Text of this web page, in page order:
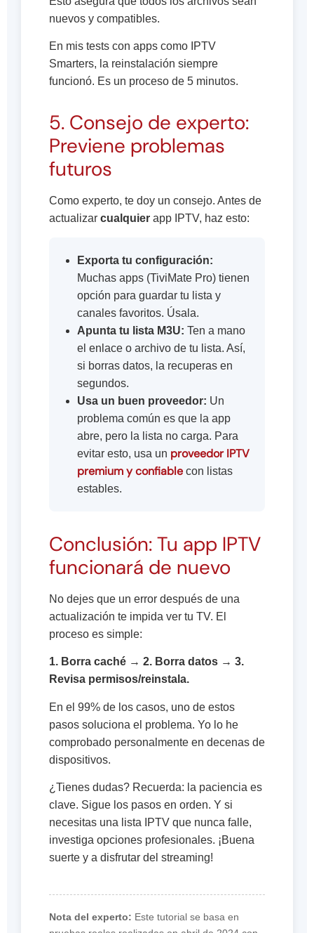
nuevos y compatibles.
En mis tests con apps como IPTV
Smarters, la reinstalación siempre
funcionó. Es un proceso de 5 minutos.
5. Consejo de experto:
Previene problemas
futuros
Como experto, te doy un consejo. Antes de
actualizar cualquier app IPTV, haz esto:
Exporta tu configuración:
Muchas apps (TiviMate Pro) tienen
opción para guardar tu lista y
canales favoritos. Úsala.
Apunta tu lista M3U: Ten a mano
el enlace o archivo de tu lista. Así,
si borras datos, la recuperas en
segundos.
Usa un buen proveedor: Un
problema común es que la app
abre, pero la lista no carga. Para
evitar esto, usa un proveedor IPTV
premium y confiable con listas
estables.
Conclusión: Tu app IPTV
funcionará de nuevo
No dejes que un error después de una
actualización te impida ver tu TV. El
proceso es simple:
1. Borra caché → 2. Borra datos → 3.
Revisa permisos/reinstala.
En el 99% de los casos, uno de estos
pasos soluciona el problema. Yo lo he
comprobado personalmente en decenas de
dispositivos.
¿Tienes dudas? Recuerda: la paciencia es
clave. Sigue los pasos en orden. Y si
necesitas una lista IPTV que nunca falle,
investiga opciones profesionales. ¡Buena
suerte y a disfrutar del streaming!
Nota del experto: Este tutorial se basa en